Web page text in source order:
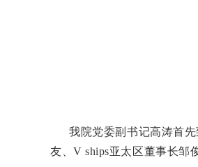
我院党委副书记高涛首先
友、V ships亚太区董事长邹